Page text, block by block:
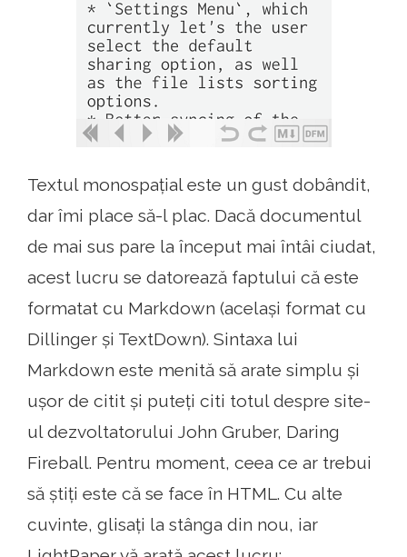
Textul monospațial este un gust dobândit,
dar îmi place să-l plac. Dacă documentul
de mai sus pare la început mai întâi ciudat,
acest lucru se datorează faptului că este
formatat cu Markdown (același format cu
Dillinger și TextDown). Sintaxa lui
Markdown este menită să arate simplu și
ușor de citit și puteți citi totul despre site-
ul dezvoltatorului John Gruber, Daring
Fireball. Pentru moment, ceea ce ar trebui
să știți este că se face în HTML. Cu alte
cuvinte, glisați la stânga din nou, iar